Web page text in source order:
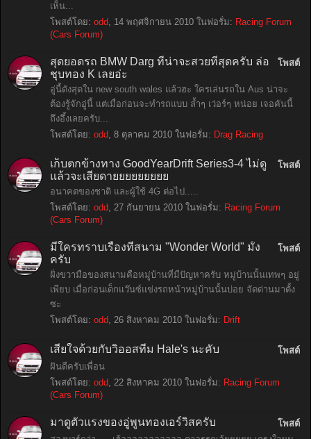
เห็น...
โพสต์โดย: odd, 14 พฤศจิกายน 2010 ในฟอรั่ม: Racing Forum
(Cars Forum)
โพสต์
สุดยอดรถ BMW Darg ที่น่าจะสวยที่สุดครับ ล่อ
ชุบทอง K เลยอ่ะ
อู่นี้ดังสุดใน new south wales แล้วฮะ ใครเล่นรถใน Aus น่าจะ
ต้องรู้จักอู่นี้ แต่เมื่อก่อนจะทำรถแบบ ล้ำๆ เว่อร์ๆ หน่อย เจอคันนี้
ถึงอึ้งเลยครับ...
โพสต์โดย: odd, 8 ตุลาคม 2010 ในฟอรั่ม: Drag Racing
โพสต์
เก็บตกข้างทาง GoodYearDrift Series3-4 ไม่ดู
แล้วจะเสียดายยยยยยยยย
อนาคตของชาติ และผู้ใช้ 4G ต่อไป.....
โพสต์โดย: odd, 27 กันยายน 2010 ในฟอรั่ม: Racing Forum
(Cars Forum)
โพสต์
มีใครทราบเรื่องที่สนาม "Wonder World" มั้ง
ครับ
ฝั่งขวามือของสนามคือหมู่บ้านที่มีปัญหาครับ หมู่บ้านนั้นเทพๆ อยู่
เพียบ เมื่อก่อนเด็กแว๊นซ์แข่งรถหน้าหมู่บ้านนั้นบ่อย จัดด่านมาตั้ง
ซะ
โพสต์โดย: odd, 26 สิงหาคม 2010 ในฟอรั่ม: Drift
โพสต์
เสียใจด้วยกับวิออสทีม Hale's นะคับ
ฝันดีครับเพื่อน
โพสต์โดย: odd, 22 สิงหาคม 2010 ในฟอรั่ม: Racing Forum
(Cars Forum)
โพสต์
มาดูตัวแรงของอู่พูนทองเอร์วิสครับ